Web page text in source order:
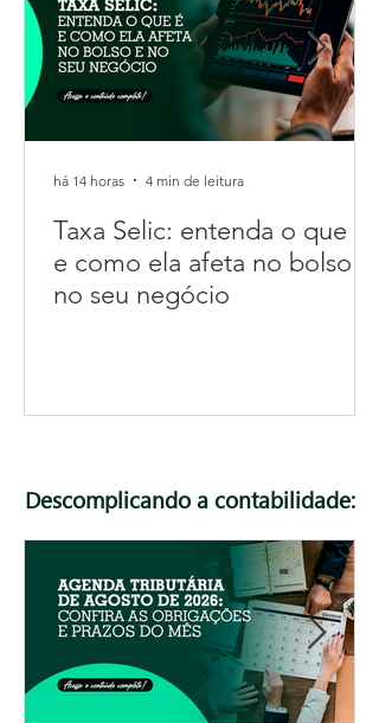
Taxa Selic: entenda o que é
e como ela afeta no bolso e
no seu negócio
há 14 horas 4 min de leitura
Descomplicando a contabilidade: